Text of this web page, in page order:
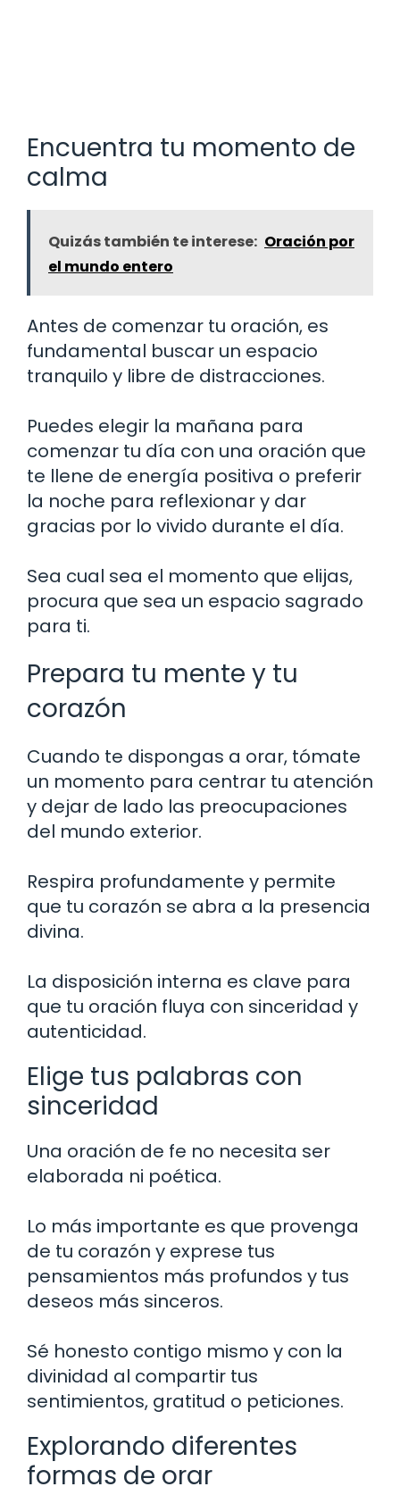
Encuentra tu momento de
calma
Quizás también te interese: Oración por
el mundo entero
Antes de comenzar tu oración, es
fundamental buscar un espacio
tranquilo y libre de distracciones.
Puedes elegir la mañana para
comenzar tu día con una oración que
te llene de energía positiva o preferir
la noche para reflexionar y dar
gracias por lo vivido durante el día.
Sea cual sea el momento que elijas,
procura que sea un espacio sagrado
para ti.
Prepara tu mente y tu
corazón
Cuando te dispongas a orar, tómate
un momento para centrar tu atención
y dejar de lado las preocupaciones
del mundo exterior.
Respira profundamente y permite
que tu corazón se abra a la presencia
divina.
La disposición interna es clave para
que tu oración fluya con sinceridad y
autenticidad.
Elige tus palabras con
sinceridad
Una oración de fe no necesita ser
elaborada ni poética.
Lo más importante es que provenga
de tu corazón y exprese tus
pensamientos más profundos y tus
deseos más sinceros.
Sé honesto contigo mismo y con la
divinidad al compartir tus
sentimientos, gratitud o peticiones.
Explorando diferentes
formas de orar